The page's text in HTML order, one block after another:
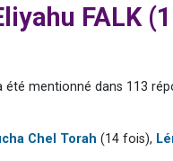
FALK
été mentionné dans 113
Chel Torah (14 fois),